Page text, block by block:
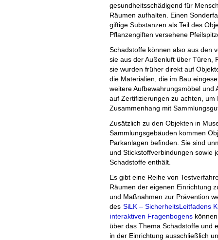
gesundheitsschädigend für
Räumen aufhalten. Einen
giftige Substanzen als Teil des
Pflanzengiften versehene
Schadstoffe können also aus den
sie aus der Außenluft über Türen,
sie wurden früher direkt auf
die Materialien, die im Bau
weitere Aufbewahrungsmöbel und
auf Zertifizierungen zu achten,
Zusammenhang mit
Zusätzlich zu den Objekten in
Sammlungsgebäuden kommen
Parkanlagen befinden. Sie sind
und Stickstoffverbindungen sowie
Schadstoffe enthält.
Es gibt eine Reihe von
Räumen der eigenen Einrichtung
und Maßnahmen zur Prävention
des SiLK – SicherheitsLeitfadens
interaktiven Fragenbogens
über das Thema Schadstoffe und
in der Einrichtung ausschließlich